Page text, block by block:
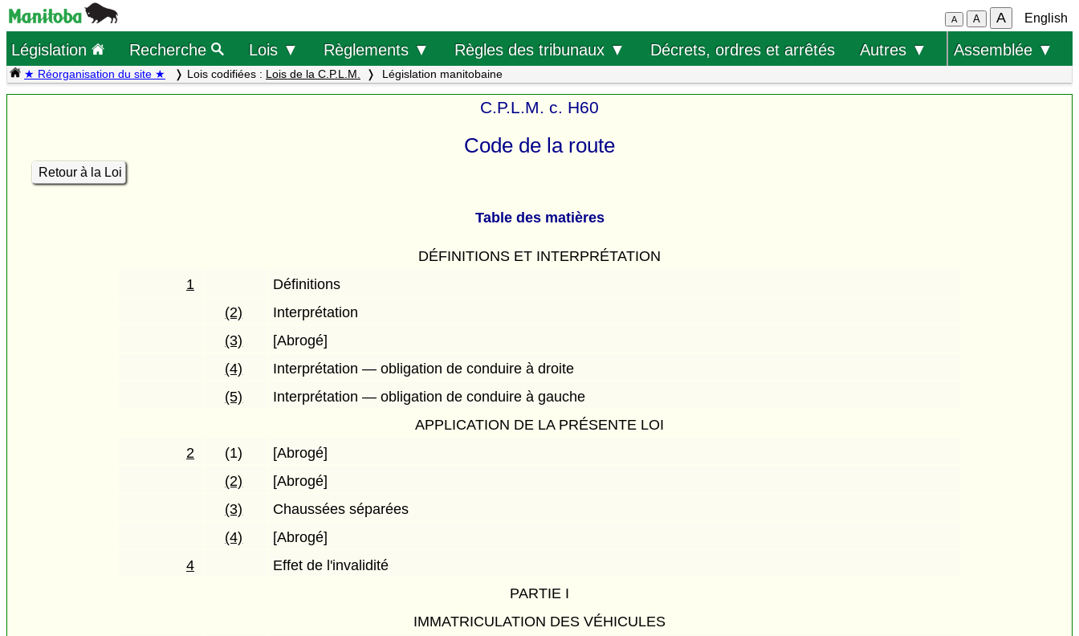
A A A English
Législation Recherche Lois ▼ Règlements ▼ Règles des tribunaux ▼ Décrets, ordres et arrêtés Autres ▼ Assemblée ▼
★ Réorganisation du site ★ Lois codifiées : Lois de la C.P.L.M. Législation manitobaine
C.P.L.M. c. H60
Code de la route
Retour à la Loi
Table des matières
DÉFINITIONS ET INTERPRÉTATION
1
Définitions
(2)
Interprétation
(3)
[Abrogé]
(4)
Interprétation — obligation de conduire à droite
(5)
Interprétation — obligation de conduire à gauche
APPLICATION DE LA PRÉSENTE LOI
2
(1)
[Abrogé]
(2)
[Abrogé]
(3)
Chaussées séparées
(4)
[Abrogé]
4
Effet de l'invalidité
PARTIE I
IMMATRICULATION DES VÉHICULES